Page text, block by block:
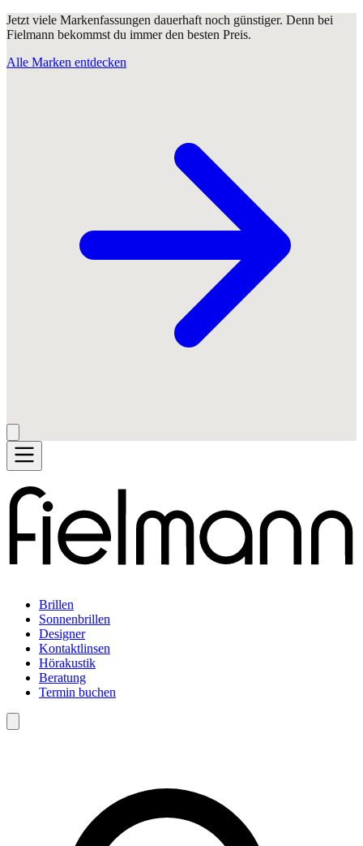
Jetzt viele Markenfassungen dauerhaft noch günstiger. Denn bei
Fielmann bekommst du immer den besten Preis.
Alle Marken entdecken
Brillen
Sonnenbrillen
Designer
Kontaktlinsen
Hörakustik
Beratung
Termin buchen